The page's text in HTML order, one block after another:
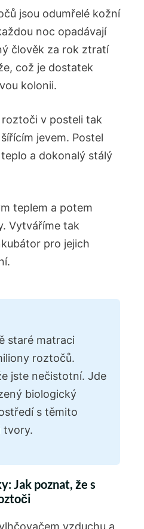
jsou odumřelé kožní
noc opadávají
člověk za rok ztratí
což je dostatek
kolonii.
v posteli tak
jevem. Postel
a dokonalý stálý
teplem a potem
Vytváříme tak
pro jejich
staré matraci
roztočů.
jste nečistotní. Jde
biologický
s těmito
tvory.
Jak poznat, že s